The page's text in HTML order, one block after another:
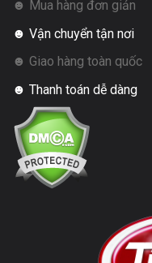
☻ Mua hàng đơn giản
☻ Vận chuyển tận nơi
☻ Giao hàng toàn quốc
☻ Thanh toán dễ dàng